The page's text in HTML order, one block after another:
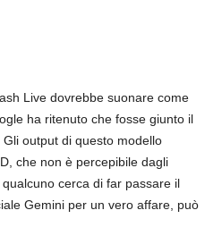
Live dovrebbe suonare come
ha ritenuto che fosse giunto il
output di questo modello
che non è percepibile dagli
cerca di far passare il
Gemini per un vero affare, può